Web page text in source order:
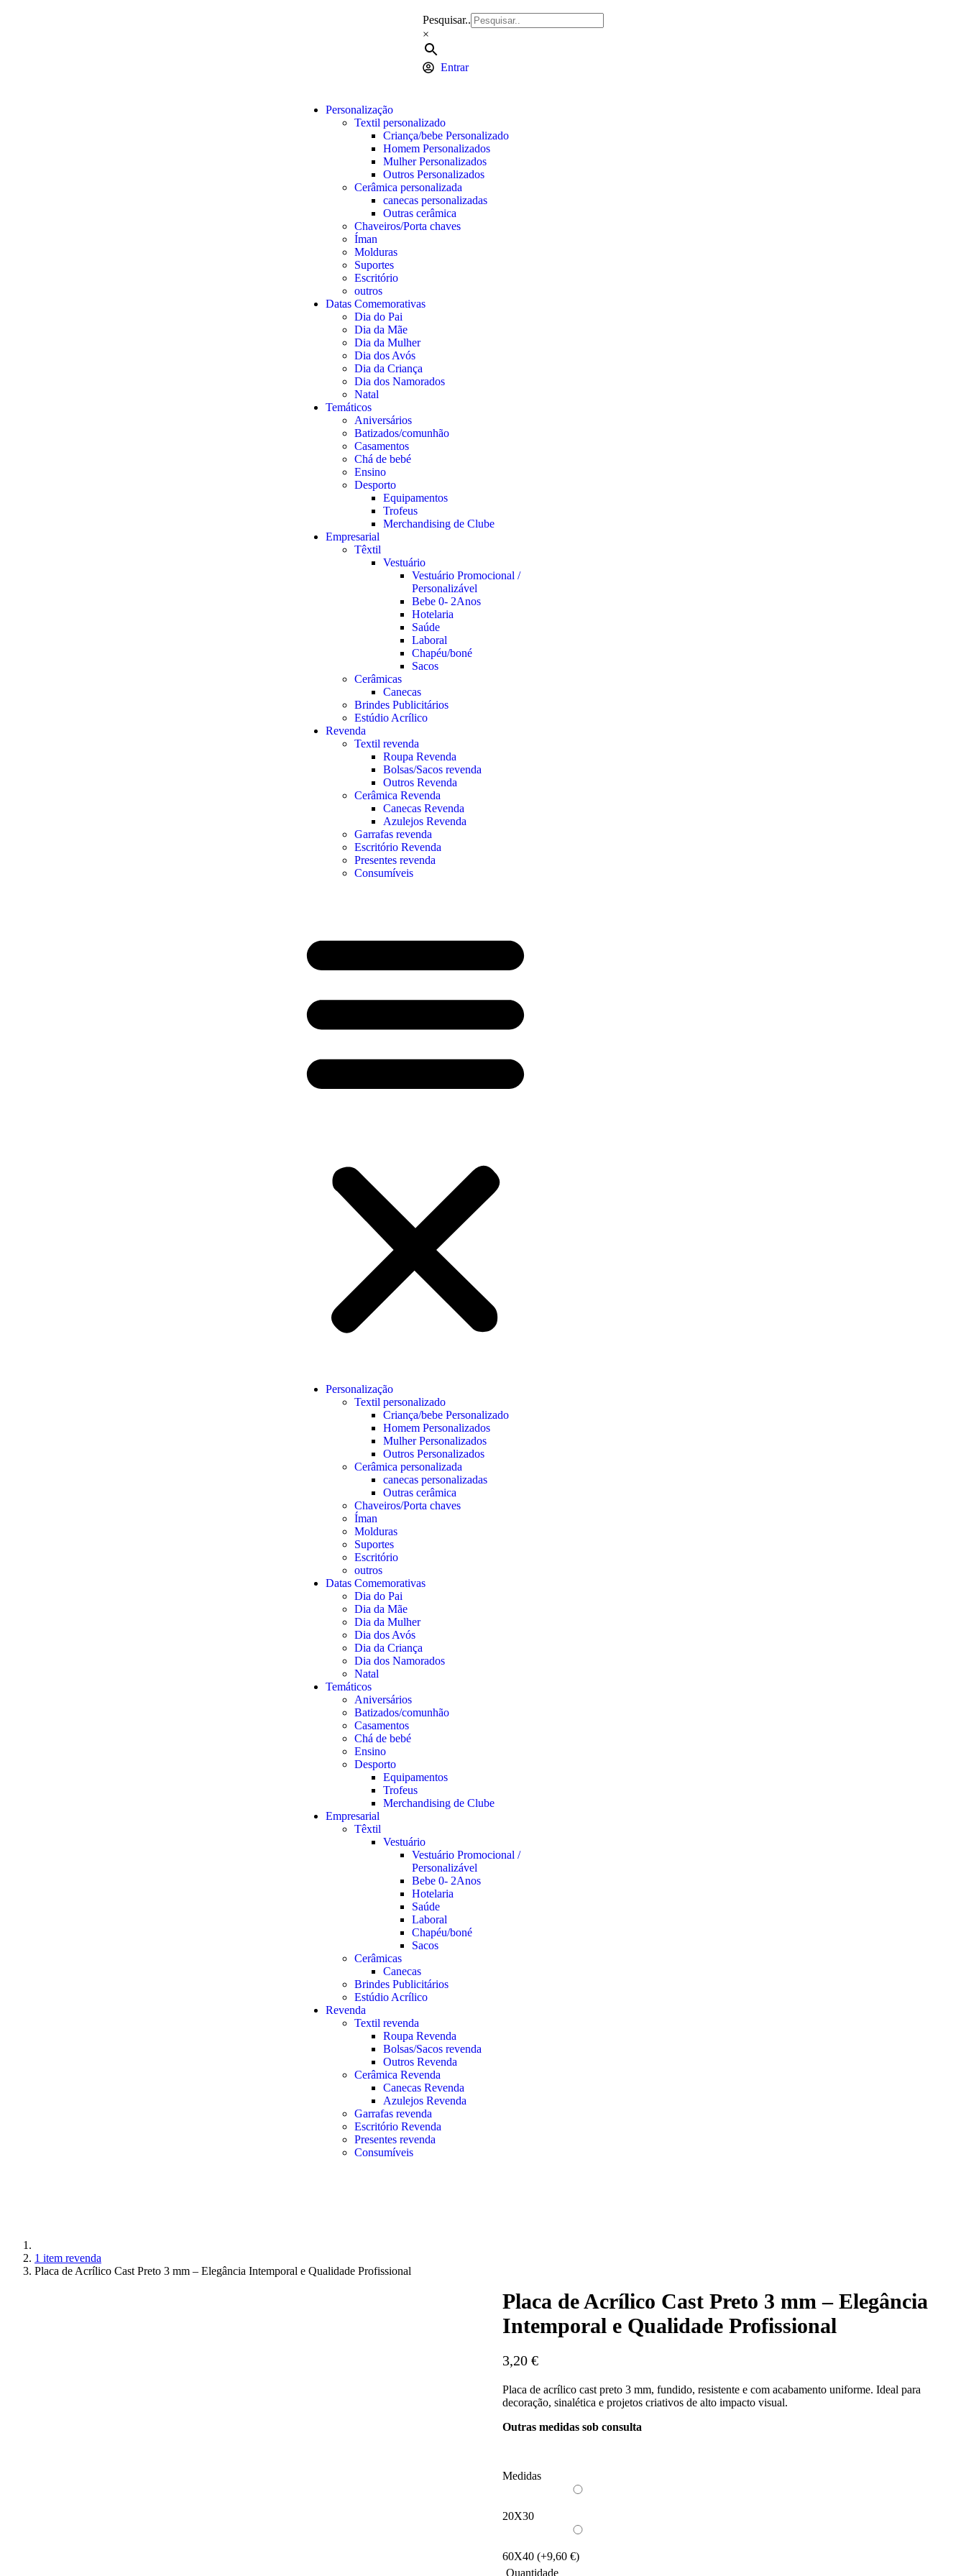
Pesquisar..
×
Entrar
Personalização
Textil personalizado
Criança/bebe Personalizado
Homem Personalizados
Mulher Personalizados
Outros Personalizados
Cerâmica personalizada
canecas personalizadas
Outras cerâmica
Chaveiros/Porta chaves
Íman
Molduras
Suportes
Escritório
outros
Datas Comemorativas
Dia do Pai
Dia da Mãe
Dia da Mulher
Dia dos Avós
Dia da Criança
Dia dos Namorados
Natal
Temáticos
Aniversários
Batizados/comunhão
Casamentos
Chá de bebé
Ensino
Desporto
Equipamentos
Trofeus
Merchandising de Clube
Empresarial
Têxtil
Vestuário
Vestuário Promocional /
Personalizável
Bebe 0- 2Anos
Hotelaria
Saúde
Laboral
Chapéu/boné
Sacos
Cerâmicas
Canecas
Brindes Publicitários
Estúdio Acrílico
Revenda
Textil revenda
Roupa Revenda
Bolsas/Sacos revenda
Outros Revenda
Cerâmica Revenda
Canecas Revenda
Azulejos Revenda
Garrafas revenda
Escritório Revenda
Presentes revenda
Consumíveis
Personalização
Textil personalizado
Criança/bebe Personalizado
Homem Personalizados
Mulher Personalizados
Outros Personalizados
Cerâmica personalizada
canecas personalizadas
Outras cerâmica
Chaveiros/Porta chaves
Íman
Molduras
Suportes
Escritório
outros
Datas Comemorativas
Dia do Pai
Dia da Mãe
Dia da Mulher
Dia dos Avós
Dia da Criança
Dia dos Namorados
Natal
Temáticos
Aniversários
Batizados/comunhão
Casamentos
Chá de bebé
Ensino
Desporto
Equipamentos
Trofeus
Merchandising de Clube
Empresarial
Têxtil
Vestuário
Vestuário Promocional /
Personalizável
Bebe 0- 2Anos
Hotelaria
Saúde
Laboral
Chapéu/boné
Sacos
Cerâmicas
Canecas
Brindes Publicitários
Estúdio Acrílico
Revenda
Textil revenda
Roupa Revenda
Bolsas/Sacos revenda
Outros Revenda
Cerâmica Revenda
Canecas Revenda
Azulejos Revenda
Garrafas revenda
Escritório Revenda
Presentes revenda
Consumíveis
1 item revenda
Placa de Acrílico Cast Preto 3 mm – Elegância Intemporal e Qualidade Profissional
Placa de Acrílico Cast Preto 3 mm – Elegância
Intemporal e Qualidade Profissional
3,20 €
Placa de acrílico cast preto 3 mm, fundido, resistente e com acabamento uniforme. Ideal para
decoração, sinalética e projetos criativos de alto impacto visual.
Outras medidas sob consulta
Medidas
20X30
60X40 (+9,60 €)
Quantidade